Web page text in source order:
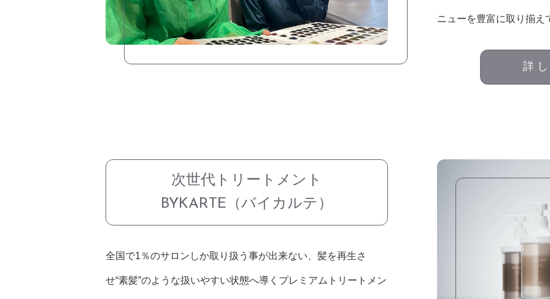
ニューを豊富に取り揃え
詳
次世代トリートメント
BYKARTE（バイカルテ）
全国で1％のサロンしか取り扱う事が出来ない、髪を再生さ
せ“素髪”のような扱いやすい状態へ導くプレミアムトリートメン